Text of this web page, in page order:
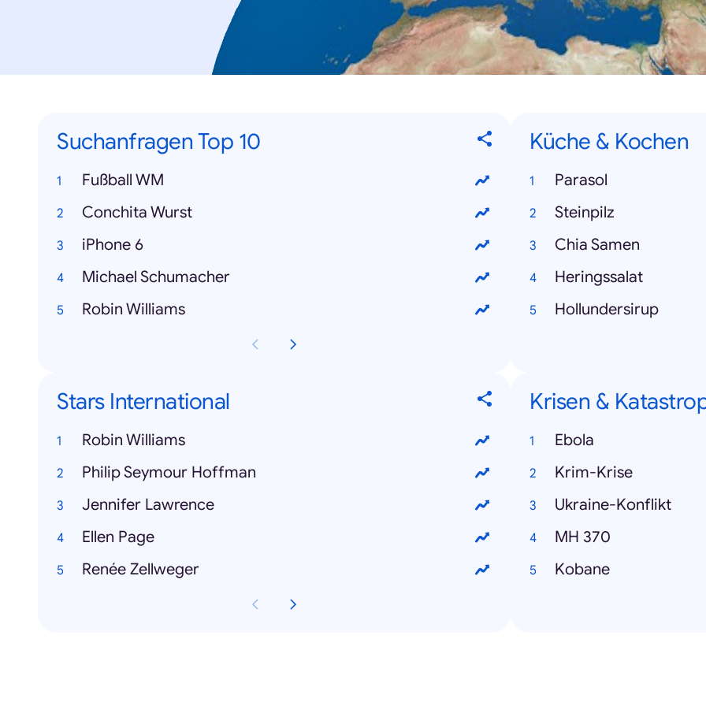
Suchanfragen Top 10
Fußball WM
Conchita Wurst
iPhone 6
Michael Schumacher
Robin Williams
Küche & Kochen
Parasol
Steinpilz
Chia Samen
Heringssalat
Hollundersirup
Stars International
Robin Williams
Philip Seymour Hoffman
Jennifer Lawrence
Ellen Page
Renée Zellweger
Krisen &
Ebola
Krim-Krise
Ukraine-Konflikt
MH 370
Kobane